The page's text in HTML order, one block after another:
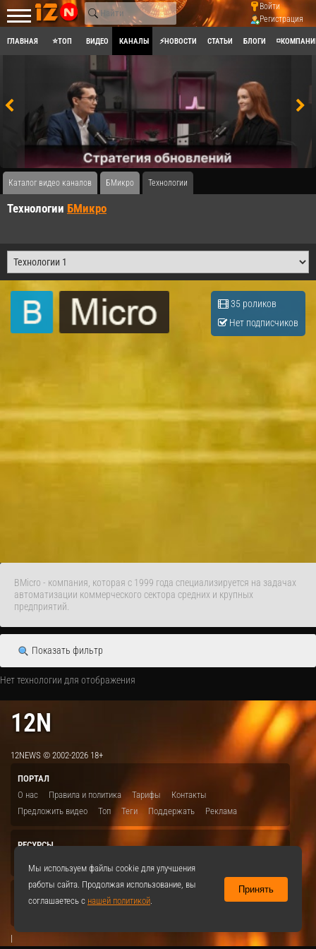
Войти
Регистрация
ГЛАВНАЯ ⭐ТОП ВИДЕО КАНАЛЫ ⚡НОВОСТИ СТАТЬИ БЛОГИ
Каталог видео каналов БМикро Технологии
Технологии БМикро
35 роликов
Нет подписчиков
BMicro - компания, которая с 1999 года специализируется на задачах
автоматизации коммерческого сектора средних и крупных
предприятий.
Показать фильтр
Нет технологии для отображения
12N
12NEWS © 2002-2026 18+
ПОРТАЛ
О нас
Правила и политика Тарифы
Контакты
Предложить видео
Топ Теги Поддержать Реклама
РЕСУРСЫ
|
Мы используем файлы cookie для улучшения
работы сайта. Продолжая использование, вы
соглашаетесь с нашей политикой.
Принять